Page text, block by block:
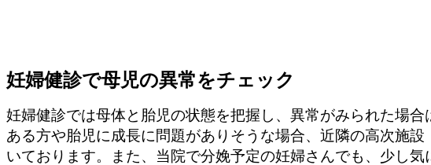
妊婦健診で母児の異常をチェック
妊婦健診では母体と胎児の状態を把握し、異常がみられた場
ある方や胎児に成長に問題がありそうな場合、近隣の高次施
いております。また、当院で分娩予定の妊婦さんでも、少し